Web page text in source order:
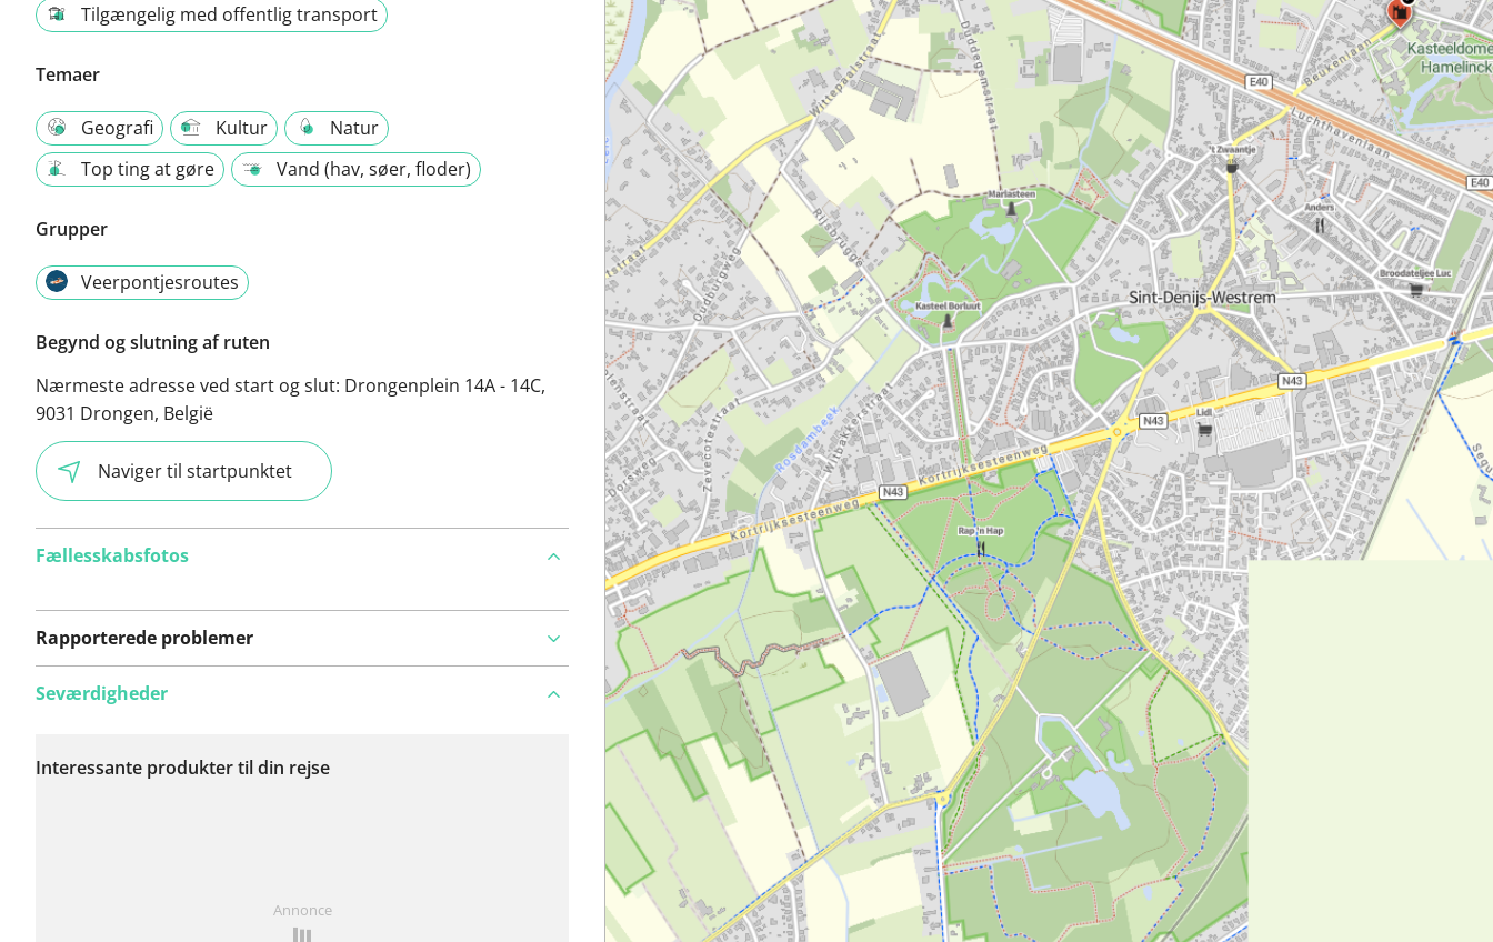
Tilgængelig med offentlig transport
Temaer
Geografi Kultur
Natur
Top ting at gøre
Vand (hav, søer, floder)
Grupper
Veerpontjesroutes
Begynd og slutning af ruten
Nærmeste adresse ved start og slut: Drongenplein 14A - 14C,
9031 Drongen, België
Naviger til startpunktet
Fællesskabsfotos
Rapporterede problemer
rapporteret nogen
problemer på denne
Har du lagt mærke til noget på denne rute?
Seværdigheder
Interessante produkter til din rejse
Annonce